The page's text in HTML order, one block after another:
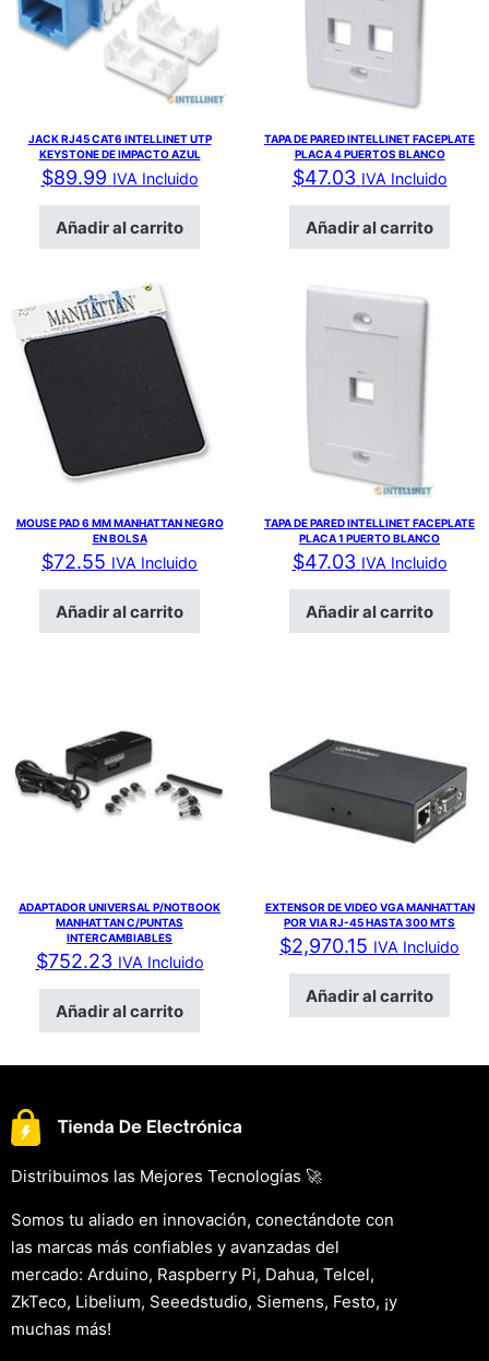
JACK RJ45 CAT6 INTELLINET UTP
KEYSTONE DE IMPACTO AZUL
$89.99 IVA Incluido
Añadir al carrito
TAPA DE PARED INTELLINET FACEPLATE
PLACA 4 PUERTOS BLANCO
$47.03 IVA Incluido
Añadir al carrito
MOUSE PAD 6 MM MANHATTAN NEGRO
EN BOLSA
$72.55 IVA Incluido
Añadir al carrito
TAPA DE PARED INTELLINET FACEPLATE
PLACA 1 PUERTO BLANCO
$47.03 IVA Incluido
Añadir al carrito
ADAPTADOR UNIVERSAL P/NOTBOOK
MANHATTAN C/PUNTAS
INTERCAMBIABLES
$752.23 IVA Incluido
Añadir al carrito
EXTENSOR DE VIDEO VGA MANHATTAN
POR VIA RJ-45 HASTA 300 MTS
$2,970.15 IVA Incluido
Añadir al carrito
Distribuimos las Mejores Tecnologías 🚀
Somos tu aliado en innovación, conectándote con
las marcas más confiables y avanzadas del
mercado: Arduino, Raspberry Pi, Dahua, Telcel,
ZkTeco, Libelium, Seeedstudio, Siemens, Festo, ¡y
muchas más!